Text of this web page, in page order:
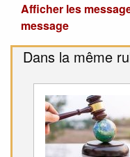
Afficher les
message
Dans la même